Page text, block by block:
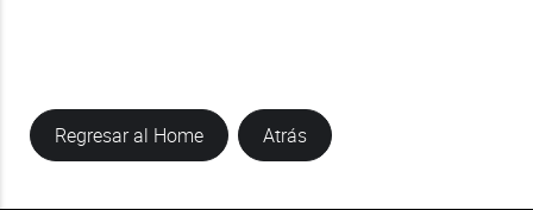
Regresar al Home Atrás